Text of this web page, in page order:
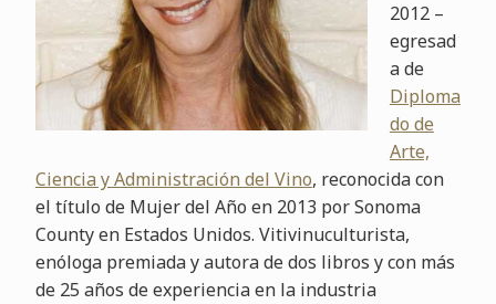
2012 –
egresad
a de
Diploma
do de
Arte,
Ciencia y Administración del Vino, reconocida con
el título de Mujer del Año en 2013 por Sonoma
County en Estados Unidos. Vitivinuculturista,
enóloga premiada y autora de dos libros y con más
de 25 años de experiencia en la industria